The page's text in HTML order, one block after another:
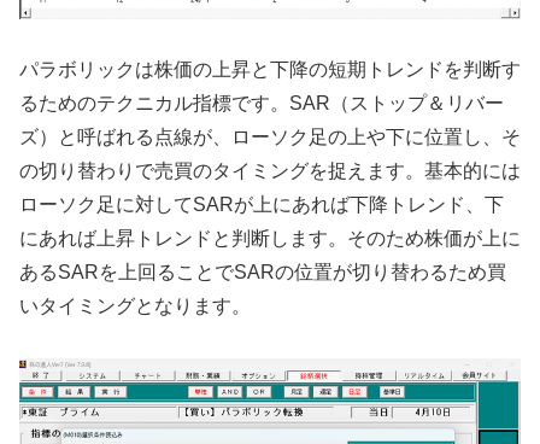
パラボリックは株価の上昇と下降の短期トレンドを判断す
るためのテクニカル指標です。SAR（ストップ＆リバー
ズ）と呼ばれる点線が、ローソク足の上や下に位置し、そ
の切り替わりで売買のタイミングを捉えます。基本的には
ローソク足に対してSARが上にあれば下降トレンド、下
にあれば上昇トレンドと判断します。そのため株価が上に
あるSARを上回ることでSARの位置が切り替わるため買
いタイミングとなります。